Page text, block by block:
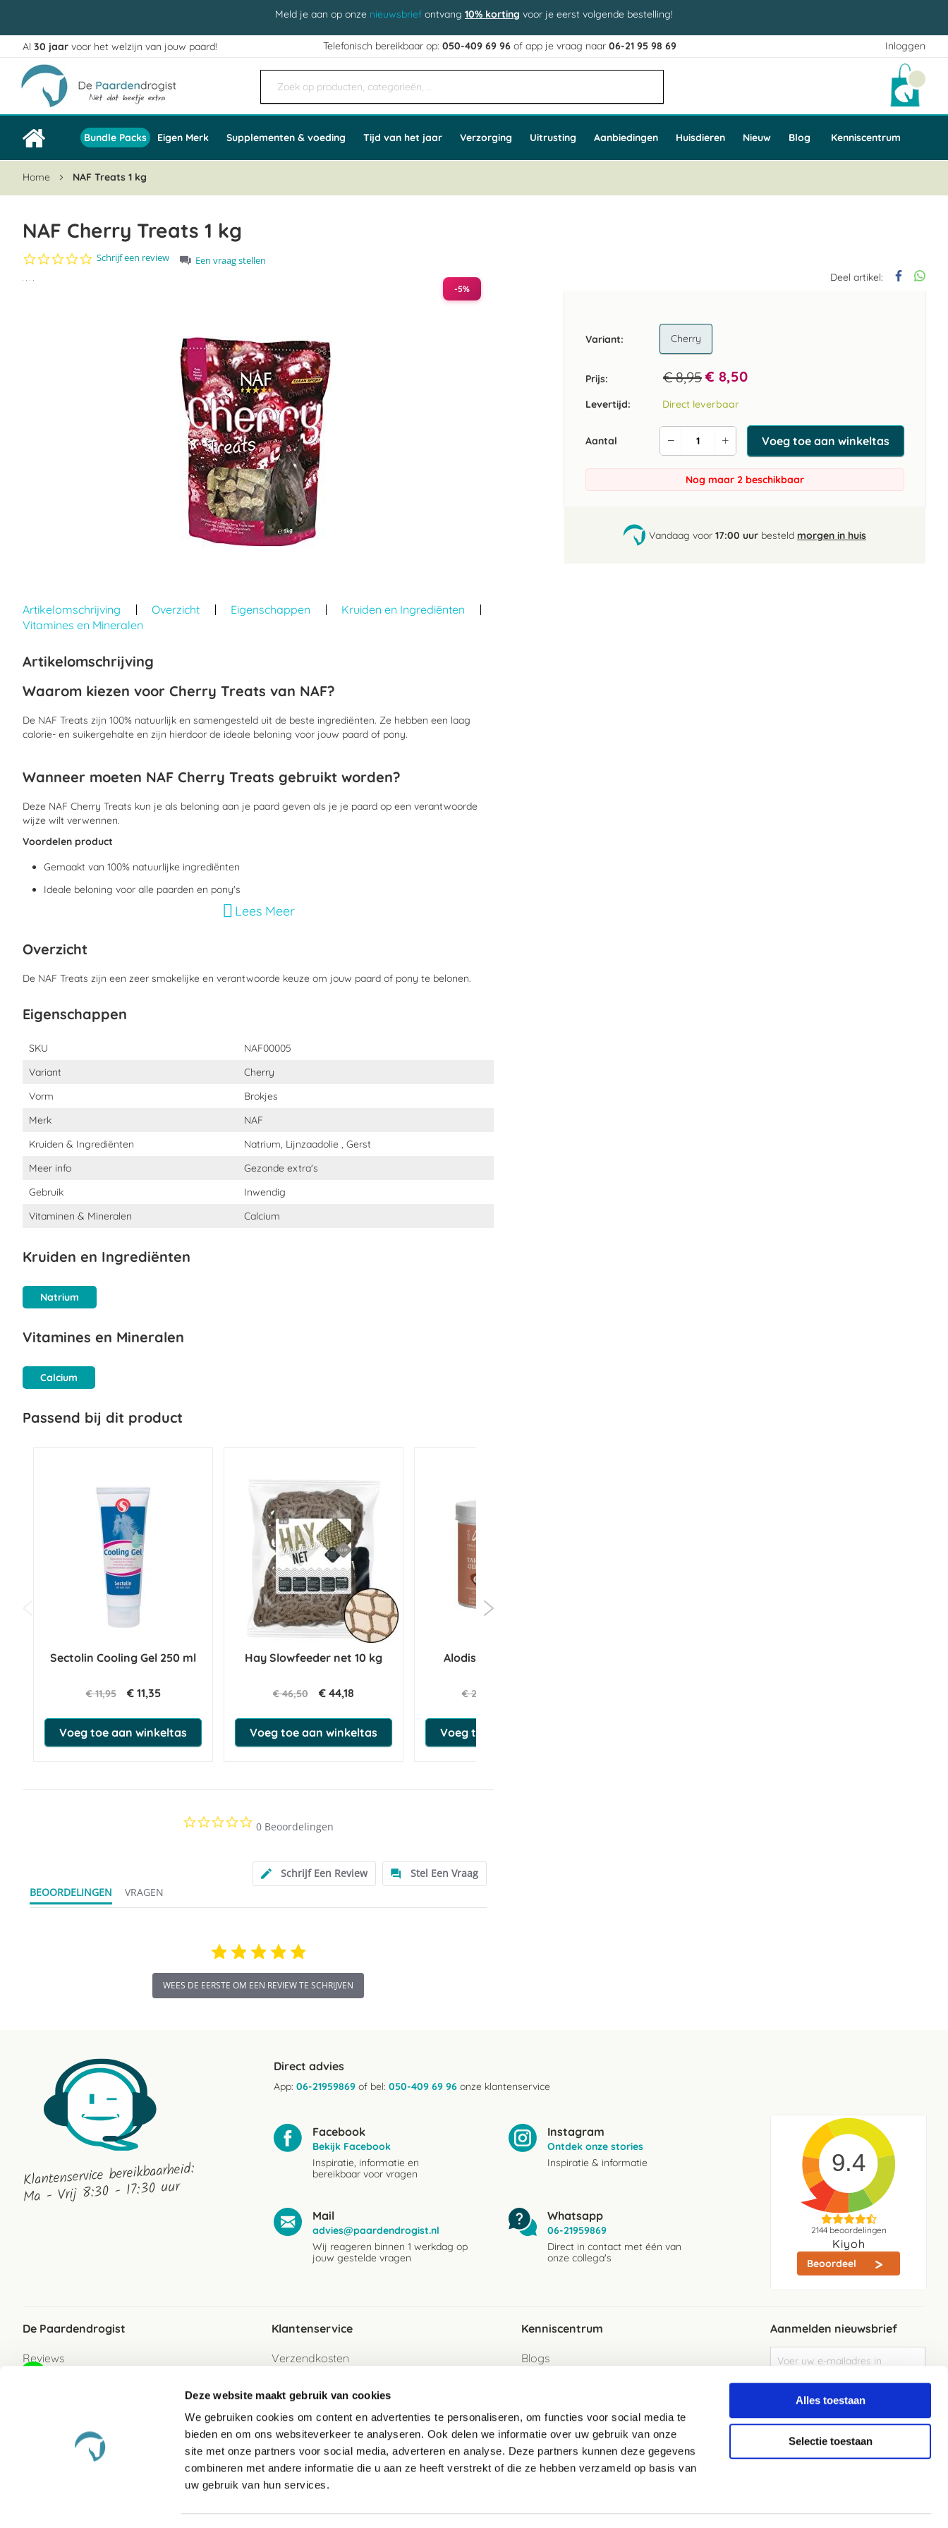
Deze website maakt gebruik van cookies
We gebruiken cookies om content en advertenties te personaliseren, om functies voor social media te
bieden en om ons websiteverkeer te analyseren. Ook delen we informatie over uw gebruik van onze
site met onze partners voor social media, adverteren en analyse. Deze partners kunnen deze gegevens
combineren met andere informatie die u aan ze heeft verstrekt of die ze hebben verzameld op basis van
uw gebruik van hun services.
Alles toestaan
Selectie toestaan
Meld je aan op onze nieuwsbrief ontvang 10% korting voor je eerst volgende bestelling!
Inloggen
Ga
naar
de
inhoud
Al 30 jaar voor het welzijn van jouw paard! Telefonisch bereikbaar op:050-409 69 96 of app je vraag naar06-21 95 98 69
Bundle Packs Eigen Merk Supplementen & voeding Tijd van het jaar Verzorging Uitrusting Aanbiedingen Huisdieren Nieuw Blog Kenniscentrum
Home NAF Treats 1 kg
NAF Cherry Treats 1 kg
0.0
Schrijf een review
Een vraag stellen
Deel artikel:
Variant Cherry
Prijs: € 8,95 € 8,50
Levertijd: Direct leverbaar
Aantal
Verhoog
de
aantal
Verlaag
de
aantal
Voeg toe aan winkeltas
Nog maar 2 beschikbaar
Vandaag voor 17:00 uur besteld morgen in huis
-5%
naar
het
begin
de
gallerij
Artikelomschrijving Overzicht Eigenschappen
Kruiden en Ingrediënten
Vitamines en Mineralen
Artikelomschrijving
Waarom kiezen voor Cherry Treats van NAF?
De NAF Treats zijn 100% natuurlijk en samengesteld uit de beste ingrediënten. Ze hebben een laag
calorie- en suikergehalte en zijn hierdoor de ideale beloning voor jouw paard of pony.
Wanneer moeten NAF Cherry Treats gebruikt worden?
Deze NAF Cherry Treats kun je als beloning aan je paard geven als je je paard op een verantwoorde
wijze wilt verwennen.
Voordelen product
Gemaakt van 100% natuurlijke ingrediënten
Ideale beloning voor alle paarden en pony's
Ook geschikt voor paarden met neiging tot hoefbevangenheid
Hoe moeten NAF Cherry Treats gebruikt worden?
Voer de snoepjes uit de hand. Al naar gelang de behoefte te geven.
Wat zit er in NAF Cherry Treats?
Analytische bestanddelen:
Ruw eiwit 9,9%, Ruwe oliën en vetten 2,2%, Ruwe as 3,5%, Ruwe celstof
5,6%, Natrium 0,06%
Lees Meer
Overzicht
De NAF Treats zijn een zeer smakelijke en verantwoorde keuze om jouw paard of pony te belonen.
Eigenschappen
Eigenschappen
SKU
NAF00005
Variant
Cherry
Vorm
Brokjes
Merk
NAF
Kruiden & Ingrediënten
Natrium, Lijnzaadolie , Gerst
Meer info
Gezonde extra's
Gebruik
Inwendig
Vitaminen & Mineralen
Calcium
Kruiden en Ingrediënten
Natrium
Vitamines en Mineralen
Calcium
Passend bij dit product
Sectolin Cooling Gel 250 ml
€ 11,95 € 11,35
Voeg toe aan winkeltas
Hay Slowfeeder net 10 kg
€ 46,50 € 44,18
Voeg toe aan winkeltas
Alodis Target Gel 180 g
€ 25,00
Voeg toe aan winkeltas
0.0
star
0 Beoordelingen
Schrijf Een Review
Stel Een Vraag
BEOORDELINGEN
VRAGEN
WEES DE EERSTE OM EEN REVIEW TE SCHRIJVEN
Klantenservice bereikbaarheid:
Ma - Vrij 8:30 - 17:30 uur
Direct advies
App: 06-21959869 of bel: 050-409 69 96 onze klantenservice
Facebook
Bekijk Facebook
Inspiratie, informatie en
bereikbaar voor vragen
Instagram
Ontdek onze stories
Inspiratie & informatie
Mail
advies@paardendrogist.nl
Wij reageren binnen 1 werkdag op
jouw gestelde vragen
Whatsapp
06-21959869
Direct in contact met één van
onze collega's
9.4
2144beoordelingen
Kiyoh
Beoordeel
De Paardendrogist
Reviews
Klantenservice
Verzendkosten
Betaalwijzen
Retour
Retour sturen als gast
Garantie
Veelgestelde vragen
Kenniscentrum
Blogs
Aanmelden nieuwsbrief
u
op
Elke week de beste acties en het laaste